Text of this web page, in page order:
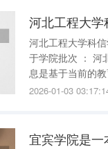
河北工程大
河北工程大学科信学院是几本学费 河北工程大学
于学院批次 ： 河北工程大学科信学院在本科招生中属于第二批次，即通常所说的“二本”。这一信
息是基于当前的教育部
大学科信学院的
2026-01-03
宜宾学院是